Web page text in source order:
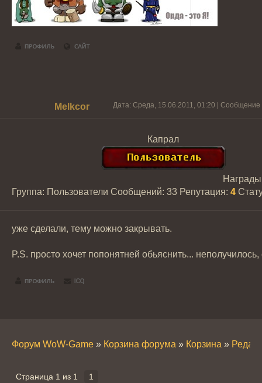
Melkcor Дата: Среда, 15.06.2011, 01:20 |
Капрал
Группа: Пользователи Сообщений: 33 Репутация: 4
уже сделали, тему можно закрывать.
P.S. просто хочет попонятней обьяснить... неполучилось,
Форум WoW-Game » Корзина форума » Корзина »
Страница 1 из 1 1